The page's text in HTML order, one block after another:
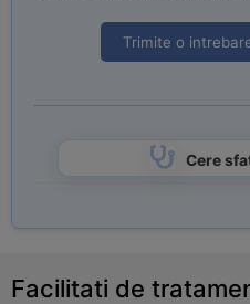
Trimite o
Cere
Facilitati de